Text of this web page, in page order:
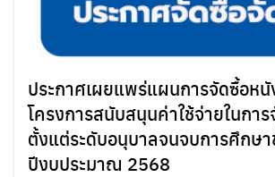
ประกาศเผยแพร่แผนการจัดซื้อหนั
โครงการสนับสนุนค่าใช้จ่ายในกา
ตั้งแต่ระดับอนุบาลจนจบการศึกษ
ปีงบประมาณ 2568